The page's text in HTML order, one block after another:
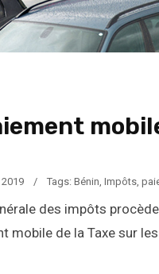
/ Tags: Bénin, Impôts,
des impôts
mobile de la Taxe sur